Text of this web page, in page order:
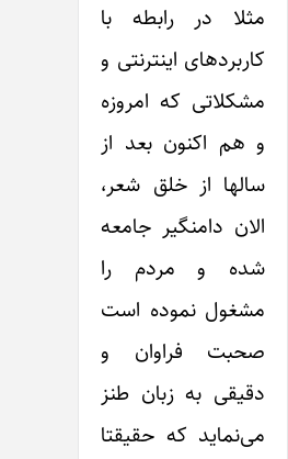
مثلا در رابطه با
کاربردهای اینترنتی و
مشکلاتی که امروزه
و هم اکنون بعد از
سالها از خلق شعر،
الان دامنگیر جامعه
شده و مردم را
مشغول نموده است
صحبت فراوان و
دقیقی به زبان طنز
می‌نماید که حقیقتا